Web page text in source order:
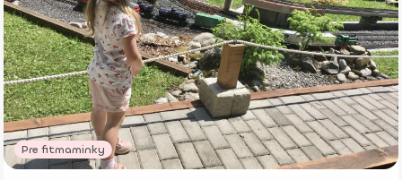
Pre fitmaminky